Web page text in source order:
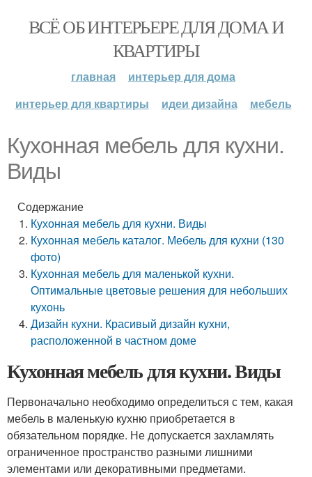
ВСЁ ОБ ИНТЕРЬЕРЕ ДЛЯ ДОМА И
КВАРТИРЫ
главная
интерьер для дома
интерьер для квартиры
идеи дизайна мебель
Кухонная мебель для кухни.
Виды
Содержание
Кухонная мебель для кухни. Виды
Кухонная мебель каталог. Мебель для кухни (130
фото)
Кухонная мебель для маленькой кухни.
Оптимальные цветовые решения для небольших
кухонь
Дизайн кухни. Красивый дизайн кухни,
расположенной в частном доме
Кухонная мебель для кухни. Виды
Первоначально необходимо определиться с тем, какая
мебель в маленькую кухню приобретается в
обязательном порядке. Не допускается захламлять
ограниченное пространство разными лишними
элементами или декоративными предметами.